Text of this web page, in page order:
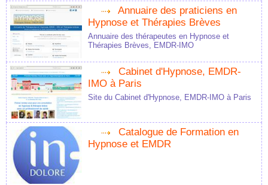
Annuaire des praticiens en
Hypnose et Thérapies Brèves
Annuaire des thérapeutes en Hypnose et
Thérapies Brèves, EMDR-IMO
Cabinet d'Hypnose, EMDR-
IMO à Paris
Site du Cabinet d'Hypnose, EMDR-IMO à Paris
Catalogue de Formation en
Hypnose et EMDR